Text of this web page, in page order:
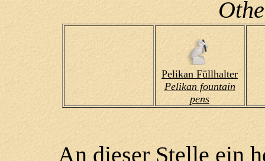
Pelikan Füllhalter
Pelikan fountain
pens
An dieser Stelle ein